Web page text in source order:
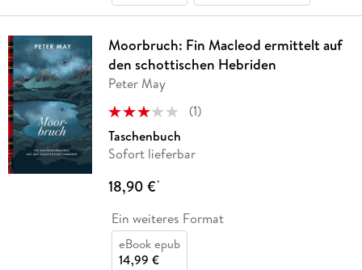
Moorbruch: Fin Macleod ermittelt auf
den schottischen Hebriden
Peter May
(1)
Taschenbuch
Sofort lieferbar
18,90 €*
Ein weiteres Format
eBook epub
14,99 €